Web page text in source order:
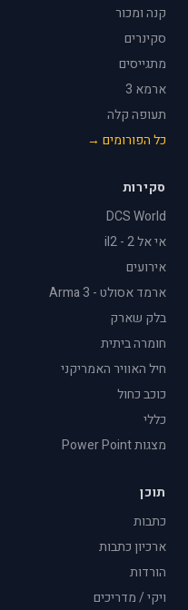
קנה ומכור
סקינרים
מתגייסים
ארמא 3
תעופה קלה
כל הפורומים →
סקירות
DCS World
אי אל 2 - il2
אירועים
ארמד אסולט - Arma 3
בלק שארק
חומרה ביתית
חיל האוויר האמריקני
כוכב כחול
כללי
מצגות Power Point
תוכן
כתבות
ארכיון כתבות
הורדות
ויקי / מדריכים